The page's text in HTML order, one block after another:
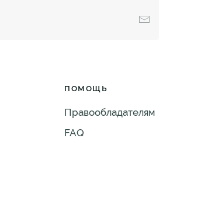
ПОМОЩЬ
Правообладателям
FAQ